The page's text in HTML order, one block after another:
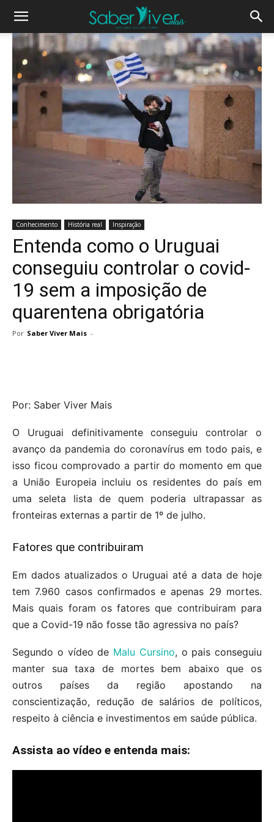
Conhecimento História real Inspiração
Entenda como o Uruguai
conseguiu controlar o covid-
19 sem a imposição de
quarentena obrigatória
Por Saber Viver Mais -
Por: Saber Viver Mais
O Uruguai definitivamente conseguiu controlar o
avanço da pandemia do coronavírus em todo pais, e
isso ficou comprovado a partir do momento em que
a União Europeia incluiu os residentes do país em
uma seleta lista de quem poderia ultrapassar as
fronteiras externas a partir de 1º de julho.
Fatores que contribuiram
Em dados atualizados o Uruguai até a data de hoje
tem 7.960 casos confirmados e apenas 29 mortes.
Mais quais foram os fatores que contribuiram para
que a Covid-19 não fosse tão agressiva no país?
Segundo o vídeo de Malu Cursino, o pais conseguiu
manter sua taxa de mortes bem abaixo que os
outros países da região apostando na
conscientização, redução de salários de políticos,
respeito à ciência e investimentos em saúde pública.
Assista ao vídeo e entenda mais: